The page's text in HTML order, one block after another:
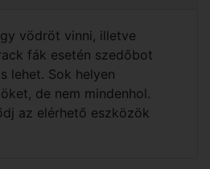
vödröt vinni, illetve
fák esetén szedőbot
lehet. Sok helyen
de nem mindenhol.
az elérhető eszközök